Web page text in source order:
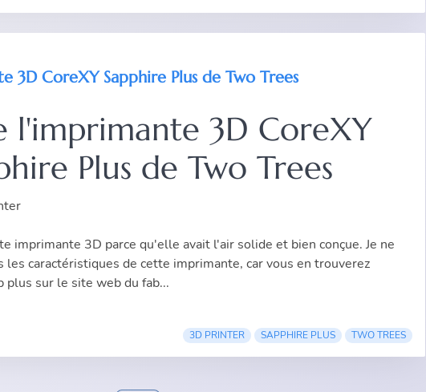
3D CoreXY Sapphire Plus de Two Trees
l'imprimante 3D CoreXY
Plus de Two Trees
imprimante 3D parce qu'elle avait l'air solide et bien conçue. Je ne
les caractéristiques de cette imprimante, car vous en trouverez
plus sur le site web du fab...
3D PRINTER SAPPHIRE PLUS TWO TREES